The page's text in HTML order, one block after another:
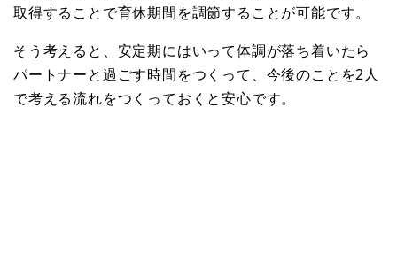
取得することで育休期間を調節することが可能です。
そう考えると、安定期にはいって体調が落ち着いたら
パートナーと過ごす時間をつくって、今後のことを2人
で考える流れをつくっておくと安心です。